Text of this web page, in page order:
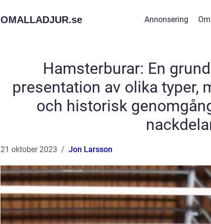
OMALLADJUR.se Annonsering
Hamsterburar: En
presentation av olika typer,
och historisk
21 oktober 2023 Jon Larsson